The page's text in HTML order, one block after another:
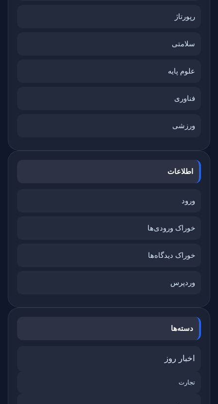
رپورتاژ
سلامتی
علوم پایه
فناوری
ورزشی
اطلاعات
ورود
خوراک ورودی‌ها
خوراک دیدگاه‌ها
وردپرس
دسته‌ها
اخبار روز
تجارت